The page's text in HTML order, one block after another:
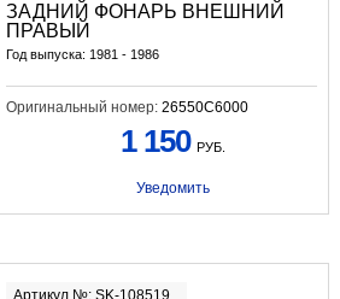
ЗАДНИЙ ФОНАРЬ ВНЕШНИЙ
ПРАВЫЙ
Год выпуска: 1981 - 1986
Оригинальный номер: 26550C6000
1 150 РУБ.
Уведомить
Артикул №: SK-108519